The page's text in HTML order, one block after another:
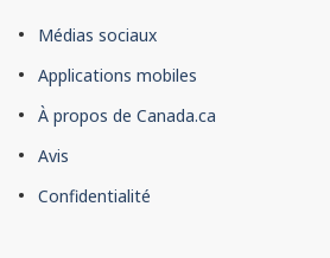
À
propos
du
site
Médias sociaux
Applications mobiles
À propos de Canada.ca
Avis
Confidentialité